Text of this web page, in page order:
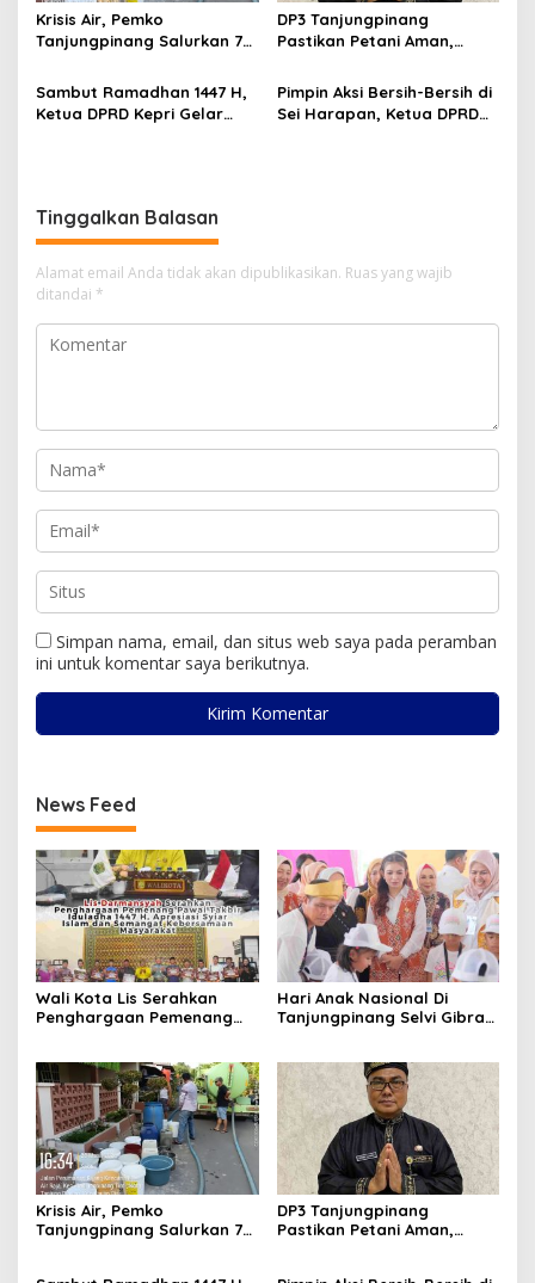
Krisis Air, Pemko
Tanjungpinang Salurkan 75
Terus Berlanj
DP3 Tanjungpinang
Pastikan Petani Aman,
Instrumen Kendali Inflasi
Sambut Ramadhan 1447 H,
Ketua DPRD Kepri Gelar
Pimpin Aksi Bersih-Bersih di
Sei Harapan, Ketua DPRD
Tinggalkan Balasan
Alamat email Anda tidak akan dipublikasikan. Ruas yang wajib
ditandai *
Simpan nama, email, dan situs web saya pada peramban
ini untuk komentar saya berikutnya.
News Feed
Wali Kota Lis Serahkan
Penghargaan Pemenang
Hidupkan Syiar Islam
Hari Anak Nasional Di
Tanjungpinang Selvi Gibran
Krisis Air, Pemko
Tanjungpinang Salurkan 75
DP3 Tanjungpinang
Pastikan Petani Aman,